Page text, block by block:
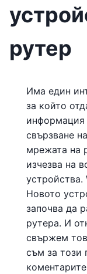
рутер
Има един
за който
информация
свързване
мрежата на
изчезва на
Новото
започва да
рутера. И
свържем
съм за този